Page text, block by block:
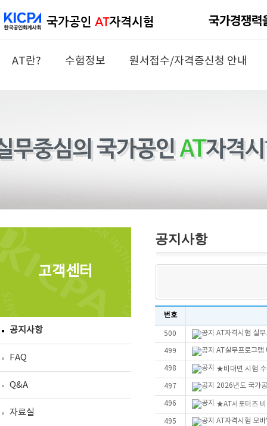
AT란? 수험정보 원서접수/자격증신청 안내
고객센터
공지사항
FAQ
Q&A
자료실
공지사항
번호
500 AT자격시험 실
499 AT실무프로그
498 ★비대면 시험
497 2026년도 국가
496 ★AT서포터즈 비
495 AT자격시험 모